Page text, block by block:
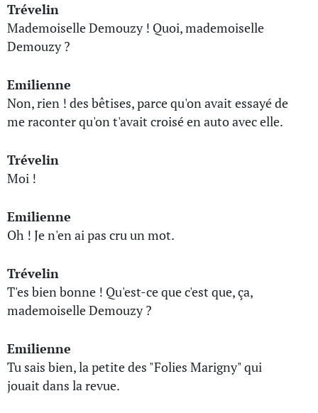
Trévelin
Mademoiselle Demouzy ! Quoi, mademoiselle
Demouzy ?
Emilienne
Non, rien ! des bêtises, parce qu'on avait essayé de
me raconter qu'on t'avait croisé en auto avec elle.
Trévelin
Moi !
Emilienne
Oh ! Je n'en ai pas cru un mot.
Trévelin
T'es bien bonne ! Qu'est-ce que c'est que, ça,
mademoiselle Demouzy ?
Emilienne
Tu sais bien, la petite des "Folies Marigny" qui
jouait dans la revue.